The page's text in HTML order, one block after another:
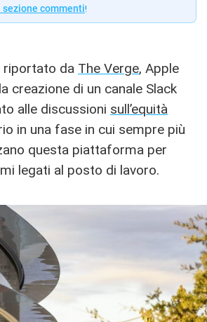
sezione commenti!
riportato da The Verge, Apple
creazione di un canale Slack
alle discussioni sull’equità
in una fase in cui sempre più
questa piattaforma per
legati al posto di lavoro.